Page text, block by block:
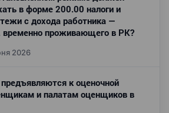
в форме 200.00 налоги и
с дохода работника —
проживающего в РК?
2026
к оценочной
и палатам оценщиков в